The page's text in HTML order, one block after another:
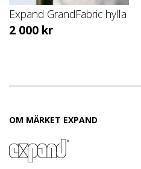
Expand GrandFabric hylla
2 000 kr
OM MÄRKET EXPAND